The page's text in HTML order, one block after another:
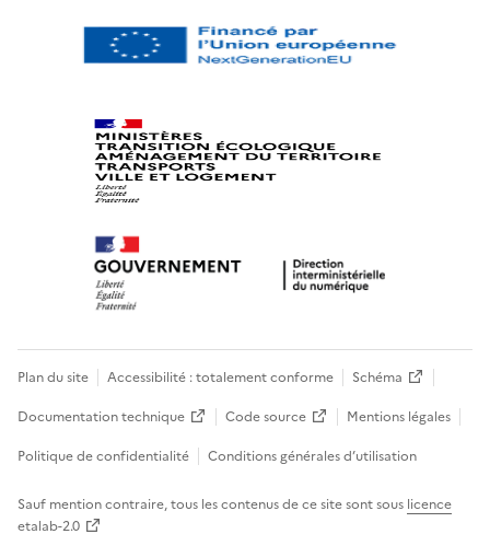
Plan du site Accessibilité : totalement conforme
Schéma
Documentation technique
Code source
Mentions légales
Politique de confidentialité
Conditions générales d’utilisation
Sauf mention contraire, tous les contenus de ce site sont sous licence
etalab-2.0